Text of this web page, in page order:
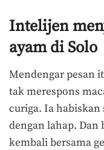
Intelijen
ayam di Solo
Mendengar pesan
tak merespons
curiga. Ia habiskan
dengan lahap. Dan
kembali bersama